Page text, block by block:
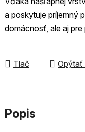
a poskytuje príjemný
domácnosť, ale aj
Tlač Opýtať
Popis